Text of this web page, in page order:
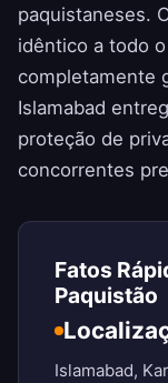
paquistaneses.
idêntico a todo
completamente
Islamabad
proteção de
concorrentes
Fatos
Paquistão
Islamabad,